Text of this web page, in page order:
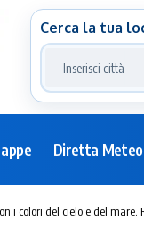
Cerca la tua
Diretta Meteo
i colori del cielo e del